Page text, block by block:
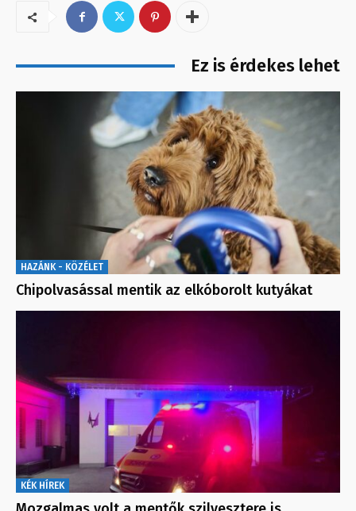
Ez is érdekes lehet
HAZÁNK - KÖZÉLET
Chipolvasással mentik az elkóborolt kutyákat
KÉK HÍREK